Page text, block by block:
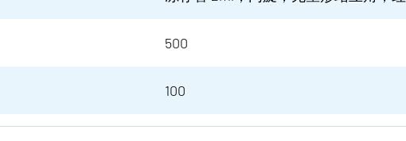
500
100